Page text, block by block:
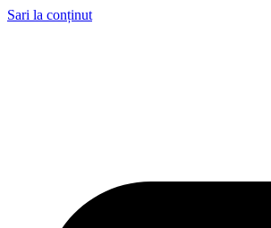
Sari la conținut